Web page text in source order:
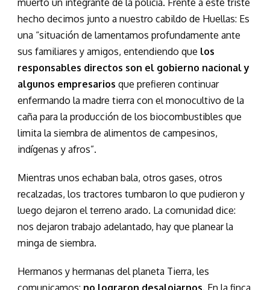
muerto un integrante de la policía. Frente a este triste
hecho decimos junto a nuestro cabildo de Huellas: Es
una “situación de lamentamos profundamente ante
sus familiares y amigos, entendiendo que los
responsables directos son el gobierno nacional y
algunos empresarios que prefieren continuar
enfermando la madre tierra con el monocultivo de la
caña para la producción de los biocombustibles que
limita la siembra de alimentos de campesinos,
indígenas y afros”.
Mientras unos echaban bala, otros gases, otros
recalzadas, los tractores tumbaron lo que pudieron y
luego dejaron el terreno arado. La comunidad dice:
nos dejaron trabajo adelantado, hay que planear la
minga de siembra.
Hermanos y hermanas del planeta Tierra, les